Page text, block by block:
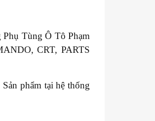
Tùng Ô Tô Phạm
CRT, PARTS
phẩm tại hệ thống